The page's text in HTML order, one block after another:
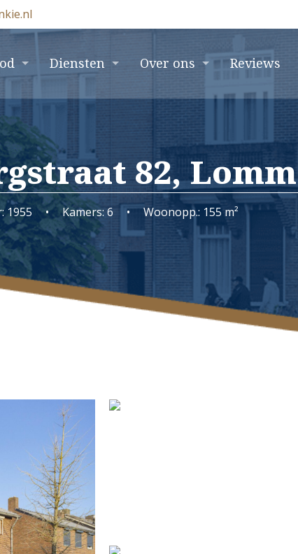
Diensten Over ons Reviews
82, Lomm
1955 • Kamers: 6 • Woonopp.: 155 m²